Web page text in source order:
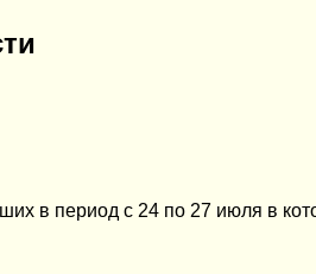
в период с 24 по 27 июля в